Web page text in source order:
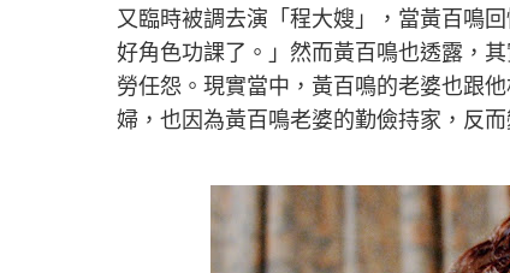
又臨時被調去演「程大嫂」，當黃百鳴
好角色功課了。」然而黃百鳴也透露，
勞任怨。現實當中，黃百鳴的老婆也跟
婦，也因為黃百鳴老婆的勤儉持家，反